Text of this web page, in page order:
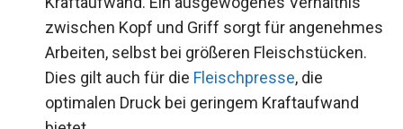
zwischen Kopf und Griff sorgt für angenehmes
Arbeiten, selbst bei größeren Fleischstücken.
Dies gilt auch für die Fleischpresse, die
optimalen Druck bei geringem Kraftaufwand